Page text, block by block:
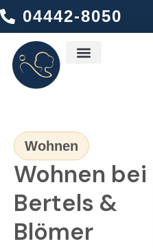
04442-8050
Wohnen
Wohnen bei
Bertels &
Blömer